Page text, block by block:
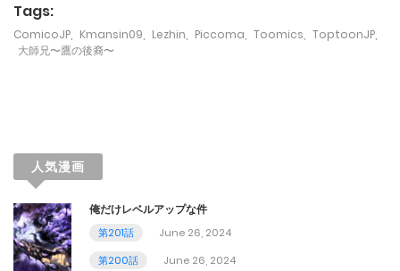
March 7, 2023
March 7, 2023
第65話
March 7, 2023
Tags:
ComicoJP Kmansin09 Lezhin Piccoma Toomics ToptoonJP
大師兄〜鷹の後裔〜
人気漫画
俺だけレベルアップな件
第201話
June 26, 2024
第200話
June 26, 2024